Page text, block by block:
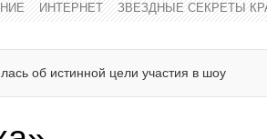
ИНТЕРНЕТ ЗВЕЗДНЫЕ СЕКРЕТЫ
об истинной цели участия в шоу
Забыли